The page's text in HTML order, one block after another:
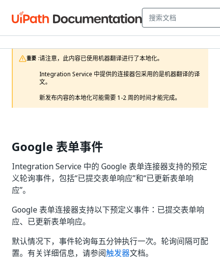
重要 :请注意，此内容已使用机器翻译进行了本地化。
Integration Service 中提供的连接器包采用的是机器翻译的译
文。
新发布内容的本地化可能需要 1-2 周的时间才能完成。
Google 表单事件
Integration Service 中的 Google 表单连接器支持的预定
义轮询事件，包括“已提交表单响应”和“已更新表单响
应”。
Google 表单连接器支持以下预定义事件：已提交表单响
应、已更新表单响应。
默认情况下，事件轮询每五分钟执行一次。轮询间隔可配
置。有关详细信息，请参阅触发器文档。